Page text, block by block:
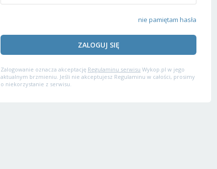
nie pamiętam hasła
ZALOGUJ SIĘ
Zalogowanie oznacza akceptację Regulaminu serwisu Wykop.pl w jego
aktualnym brzmieniu. Jeśli nie akceptujesz Regulaminu w całości, prosimy
o niekorzystanie z serwisu.